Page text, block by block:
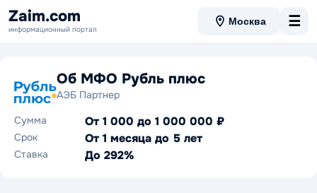
Zaim.com
информационный портал
Москва ☰
Об МФО Рубль плюс
АЭБ Партнер
Сумма
От 1 000 до 1 000 000 ₽
Срок От 1 месяца до 5 лет
Ставка До 292%